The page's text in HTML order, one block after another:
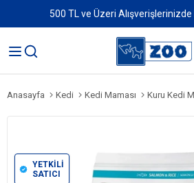
500 TL ve Üzeri
Anasayfa Kedi Kedi Maması Kuru Kedi
YETKİLİ
SATICI